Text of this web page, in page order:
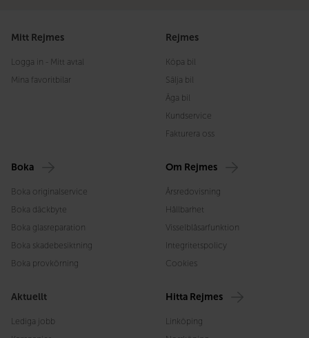
Mitt Rejmes
Logga in - Mitt avtal
Mina favoritbilar
Rejmes
Köpa bil
Sälja bil
Äga bil
Kundservice
Fakturera oss
Boka
Boka originalservice
Boka däckbyte
Boka glasreparation
Boka skadebesiktning
Boka provkörning
Om Rejmes
Årsredovisning
Hållbarhet
Visselblåsarfunktion
Integritetspolicy
Cookies
Aktuellt
Lediga jobb
Hitta Rejmes
Linköping